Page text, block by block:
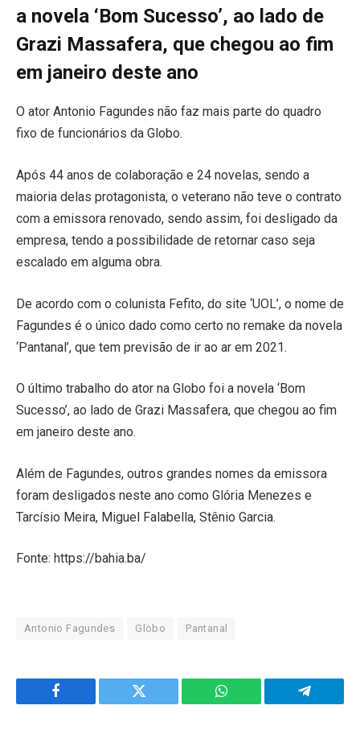
a novela ‘Bom Sucesso’, ao lado de
Grazi Massafera, que chegou ao fim
em janeiro deste ano
O ator Antonio Fagundes não faz mais parte do quadro
fixo de funcionários da Globo.
Após 44 anos de colaboração e 24 novelas, sendo a
maioria delas protagonista, o veterano não teve o contrato
com a emissora renovado, sendo assim, foi desligado da
empresa, tendo a possibilidade de retornar caso seja
escalado em alguma obra.
De acordo com o colunista Fefito, do site ‘UOL’, o nome de
Fagundes é o único dado como certo no remake da novela
‘Pantanal’, que tem previsão de ir ao ar em 2021.
O último trabalho do ator na Globo foi a novela ‘Bom
Sucesso’, ao lado de Grazi Massafera, que chegou ao fim
em janeiro deste ano.
Além de Fagundes, outros grandes nomes da emissora
foram desligados neste ano como Glória Menezes e
Tarcísio Meira, Miguel Falabella, Stênio Garcia.
Fonte: https://bahia.ba/
Antonio Fagundes Globo Pantanal
Facebook Twitter WhatsApp Telegram